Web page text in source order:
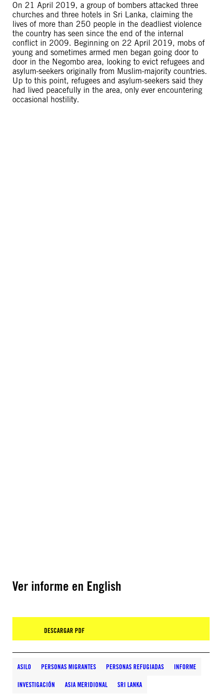
On 21 April 2019, a group of bombers attacked three
churches and three hotels in Sri Lanka, claiming the
lives of more than 250 people in the deadliest violence
the country has seen since the end of the internal
conflict in 2009. Beginning on 22 April 2019, mobs of
young and sometimes armed men began going door to
door in the Negombo area, looking to evict refugees and
asylum-seekers originally from Muslim-majority countries.
Up to this point, refugees and asylum-seekers said they
had lived peacefully in the area, only ever encountering
occasional hostility.
Ver informe en English
DESCARGAR PDF
ASILO PERSONAS MIGRANTES PERSONAS REFUGIADAS INFORME
INVESTIGACIÓN ASIA MERIDIONAL SRI LANKA